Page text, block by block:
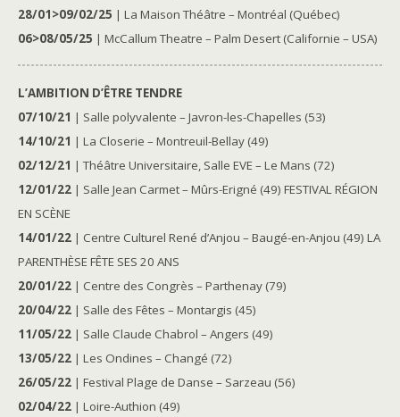
28/01>09/02/25 | La Maison Théâtre – Montréal (Québec)
06>08/05/25 | McCallum Theatre – Palm Desert (Californie – USA)
L’AMBITION D’ÊTRE TENDRE
07/10/21 | Salle polyvalente – Javron-les-Chapelles (53)
14/10/21 | La Closerie – Montreuil-Bellay (49)
02/12/21 | Théâtre Universitaire, Salle EVE – Le Mans (72)
12/01/22 | Salle Jean Carmet – Mûrs-Erigné (49) FESTIVAL RÉGION
EN SCÈNE
14/01/22 | Centre Culturel René d’Anjou – Baugé-en-Anjou (49) LA
PARENTHÈSE FÊTE SES 20 ANS
20/01/22 | Centre des Congrès – Parthenay (79)
20/04/22 | Salle des Fêtes – Montargis (45)
11/05/22 | Salle Claude Chabrol – Angers (49)
13/05/22 | Les Ondines – Changé (72)
26/05/22 | Festival Plage de Danse – Sarzeau (56)
02/04/22 | Loire-Authion (49)